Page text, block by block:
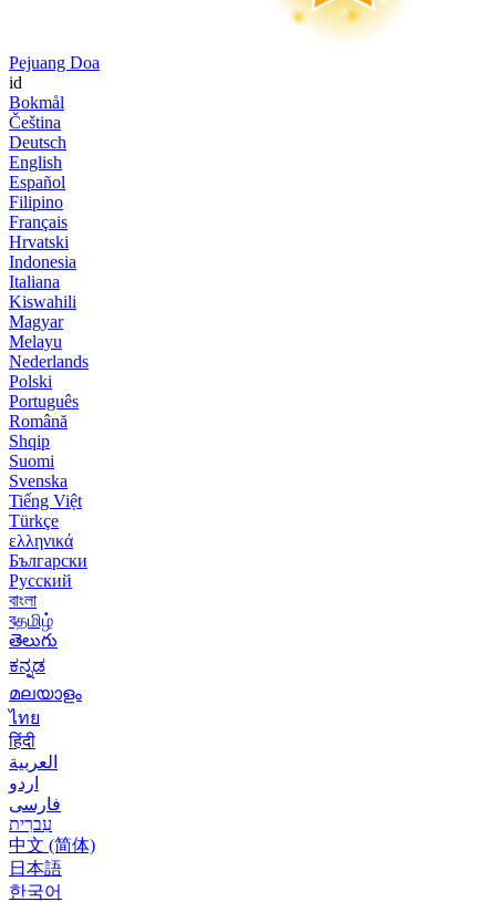
Pejuang Doa
id
Bokmål
Čeština
Deutsch
English
Español
Filipino
Français
Hrvatski
Indonesia
Italiana
Kiswahili
Magyar
Melayu
Nederlands
Polski
Português
Română
Shqip
Suomi
Svenska
Tiếng Việt
Türkçe
ελληνικά
Български
Русский
বাংলা
বதமிழ்
తెలుగు
ಕನ್ನಡ
മലയാളം
ไทย
हिंदी
العربية
اردو
فارسی
עִברִית
中文 (简体)
日本語
한국어